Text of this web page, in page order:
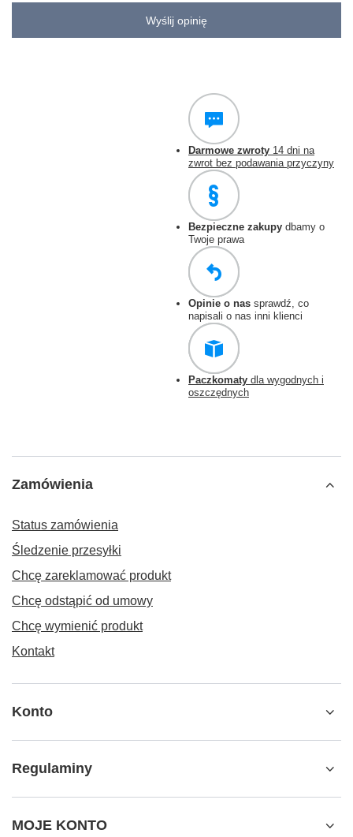
Wyślij opinię
Darmowe zwroty 14 dni na
zwrot bez podawania przyczyny
Bezpieczne zakupy dbamy o
Twoje prawa
Opinie o nas sprawdź, co
napisali o nas inni klienci
Paczkomaty dla wygodnych i
oszczędnych
Zamówienia
Status zamówienia
Śledzenie przesyłki
Chcę zareklamować produkt
Chcę odstąpić od umowy
Chcę wymienić produkt
Kontakt
Konto
Regulaminy
MOJE KONTO